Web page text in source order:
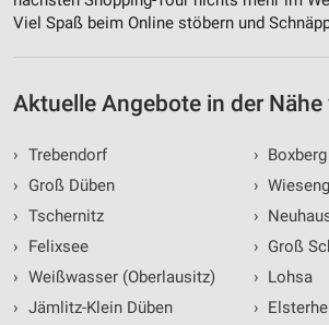
Viel Spaß beim Online stöbern und
Aktuelle Angebote in der
› Trebendorf
›
Groß Düben
› Tschernitz
›
Felixsee
› Weißwasser (Oberlausitz)
› Jämlitz-Klein Düben
›
›
›
› Groß
› Lohsa
›
Verwendung reduzierter Daten zur
Verwendung genauer Standortdaten
Geräte anhand von aktiv angeforderten
Informationen identifizieren
Nicht-IAB-Verarbeitungszwecke:
Notwendig
Performance